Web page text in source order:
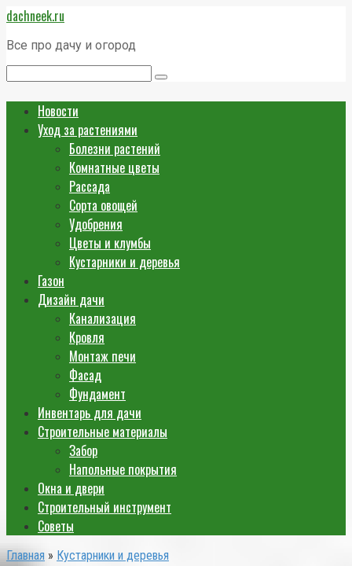
Перейти
к
контенту
dachneek.ru
Все про дачу и огород
Новости
Уход за растениями
Болезни растений
Комнатные цветы
Рассада
Сорта овощей
Удобрения
Цветы и клумбы
Кустарники и деревья
Газон
Дизайн дачи
Канализация
Кровля
Монтаж печи
Фасад
Фундамент
Инвентарь для дачи
Строительные материалы
Забор
Напольные покрытия
Окна и двери
Строительный инструмент
Советы
Главная » Кустарники и деревья